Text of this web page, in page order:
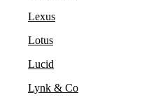
Lexus
Lotus
Lucid
Lynk & Co